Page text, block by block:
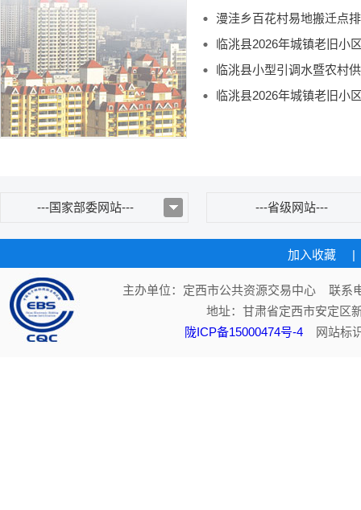
漫洼乡百花村易地搬迁点
临洮县2026年城镇老旧小
临洮县小型引调水暨农村
临洮县2026年城镇老旧小
---国家部委网站--- ---省级网站---
加入收藏 |
主办单位：定西市公共资源交易中心 联系
地址：甘肃省定西市安定
陇ICP备15000474号-4 网站标